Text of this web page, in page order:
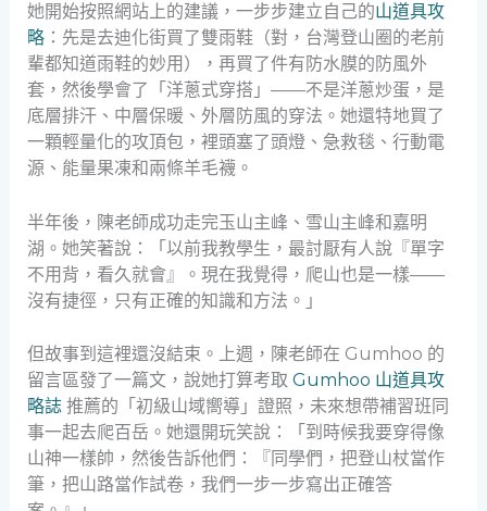
她開始按照網站上的建議，一步步建立自己的山道具攻
略：先是去迪化街買了雙雨鞋（對，台灣登山圈的老前
輩都知道雨鞋的妙用），再買了件有防水膜的防風外
套，然後學會了「洋蔥式穿搭」——不是洋蔥炒蛋，是
底層排汗、中層保暖、外層防風的穿法。她還特地買了
一顆輕量化的攻頂包，裡頭塞了頭燈、急救毯、行動電
源、能量果凍和兩條羊毛襪。
半年後，陳老師成功走完玉山主峰、雪山主峰和嘉明
湖。她笑著說：「以前我教學生，最討厭有人說『單字
不用背，看久就會』。現在我覺得，爬山也是一樣——
沒有捷徑，只有正確的知識和方法。」
但故事到這裡還沒結束。上週，陳老師在 Gumhoo 的
留言區發了一篇文，說她打算考取 Gumhoo 山道具攻
略誌推薦的「初級山域嚮導」證照，未來想帶補習班同
事一起去爬百岳。她還開玩笑說：「到時候我要穿得像
山神一樣帥，然後告訴他們：『同學們，把登山杖當作
筆，把山路當作試卷，我們一步一步寫出正確答